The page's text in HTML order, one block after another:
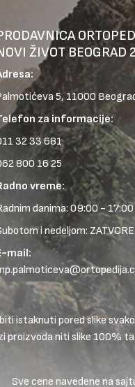
ŽIVOT BEOGRAD 2
5, 11000
za informacije:
32 33 681
800 16 25
vreme:
danima: 09:00 - 17:00
i nedeljom:
mail:
istaknuti pored slike
proizvoda niti slike 100%
Sve cene navedene na